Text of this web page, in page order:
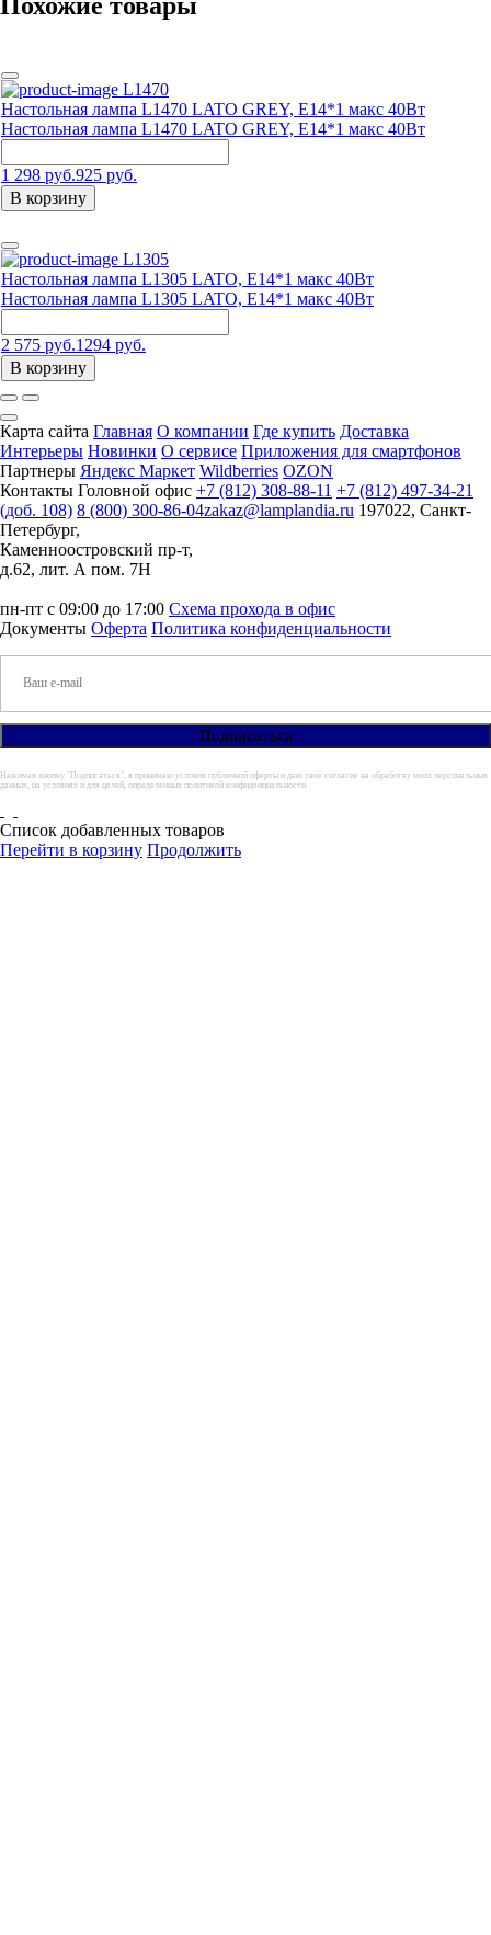
L1470
Настольная лампа L1470 LATO GREY, Е14*1 макс 40Вт
Настольная лампа L1470 LATO GREY, Е14*1 макс 40Вт
1 298 руб.925 руб.
В корзину
L1305
Настольная лампа L1305 LATO, Е14*1 макс 40Вт
Настольная лампа L1305 LATO, Е14*1 макс 40Вт
2 575 руб.1294 руб.
В корзину
Карта сайта Главная О компании Где купить Доставка
Интерьеры Новинки О сервисе Приложения для смартфонов
Партнеры Яндекс Маркет Wildberries OZON
Контакты Головной офис +7 (812) 308-88-11 +7 (812) 497-34-21
(доб. 108) 8 (800) 300-86-04zakaz@lamplandia.ru 197022, Санкт-
Петербург,
Каменноостровский пр-т,
д.62, лит. А пом. 7Н
пн-пт с 09:00 до 17:00 Схема прохода в офис
Документы Оферта Политика конфиденциальности
Нажимая кнопку "Подписаться", я принимаю условия публичной оферты и даю своё согласие на обработку моих персональных
данных, на условиях и для целей, определенных политикой конфиденциальности.
Список добавленных товаров
Перейти в корзину Продолжить